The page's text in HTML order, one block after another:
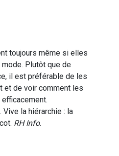
toujours même si elles
Plutôt que de
il est préférable de les
et de voir comment les
Vive la hiérarchie : la
RH Info.